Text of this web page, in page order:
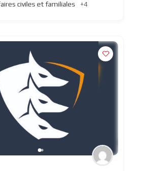
civiles et familiales +4